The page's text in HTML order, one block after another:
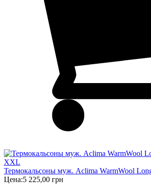
Термокальсоны муж. Aclima WarmWool
Цена:5 225,00 грн